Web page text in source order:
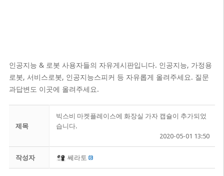
인공지능 & 로봇 사용자들의 자유게시판입니다. 인공지능, 가정용
로봇, 서비스로봇, 인공지능스피커 등 자유롭게 올려주세요. 질문
과답변도 이곳에 올려주세요.
제목
빅스비 마켓플레이스에 화장실 가자 캡슐이 추가되었
습니다.
2020-05-01 13:50
작성자 쎄라토